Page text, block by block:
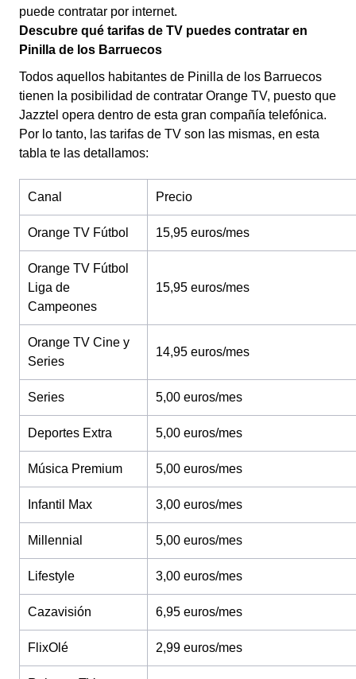
puede contratar por internet.
Descubre qué tarifas de TV puedes contratar en
Pinilla de los Barruecos
Todos aquellos habitantes de Pinilla de los Barruecos
tienen la posibilidad de contratar Orange TV, puesto que
Jazztel opera dentro de esta gran compañía telefónica.
Por lo tanto, las tarifas de TV son las mismas, en esta
tabla te las detallamos:
Canal Precio
Orange TV Fútbol 15,95 euros/mes
Orange TV Fútbol
Liga de
Campeones
15,95 euros/mes
Orange TV Cine y
Series
14,95 euros/mes
Series 5,00 euros/mes
Deportes Extra 5,00 euros/mes
Música Premium 5,00 euros/mes
Infantil Max 3,00 euros/mes
Millennial 5,00 euros/mes
Lifestyle 3,00 euros/mes
Cazavisión 6,95 euros/mes
FlixOlé 2,99 euros/mes